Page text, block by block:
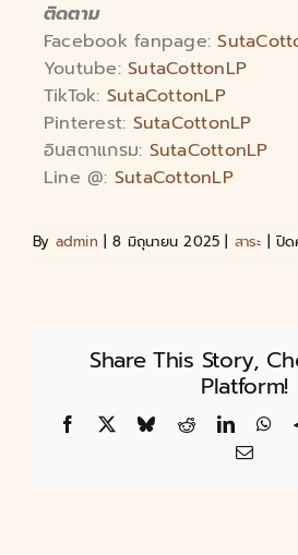
ติดตาม
Facebook fanpage:
Youtube:SutaCottonLP
TikTok: SutaCottonLP
Pinterest: SutaCottonLP
อินสตาแกรม: SutaCottonLP
Line @: SutaCottonLP
By admin 8 มิถุนายน 2025 สาระ ปิด
Share This Story,
Platform!